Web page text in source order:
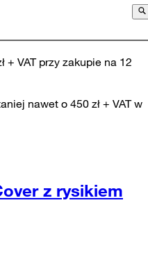
+ VAT przy zakupie na 12
nawet o 450 zł + VAT w
z rysikiem